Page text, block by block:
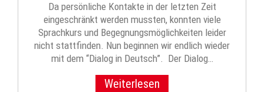
Da persönliche Kontakte in der letzten Zeit
eingeschränkt werden mussten, konnten viele
Sprachkurs und Begegnungsmöglichkeiten leider
nicht stattfinden. Nun beginnen wir endlich wieder
mit dem “Dialog in Deutsch”. Der Dialog…
Weiterlesen